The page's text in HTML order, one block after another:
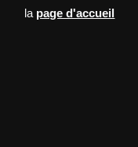
la page d'accueil